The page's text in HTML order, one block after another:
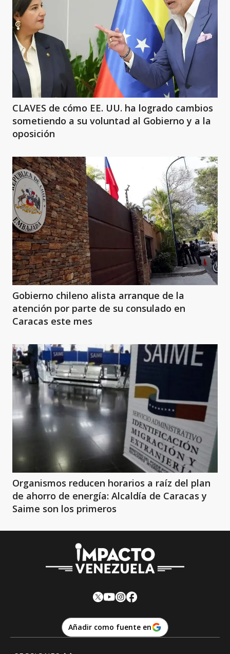
CLAVES de cómo EE. UU. ha logrado cambios
sometiendo a su voluntad al Gobierno y a la
oposición
Gobierno chileno alista arranque de la
atención por parte de su consulado en
Caracas este mes
Organismos reducen horarios a raíz del plan
de ahorro de energía: Alcaldía de Caracas y
Saime son los primeros
Añadir como fuente en